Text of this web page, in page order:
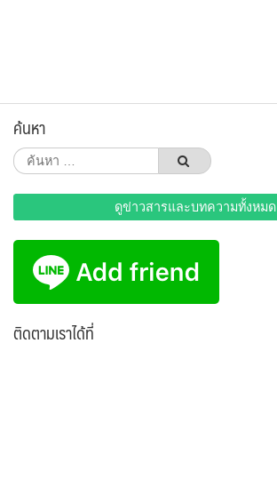
ค้นหา
ค้นหา
สำหรับ:
ดูข่าวสารและบทความทั้งหมด
ติดตามเราได้ที่